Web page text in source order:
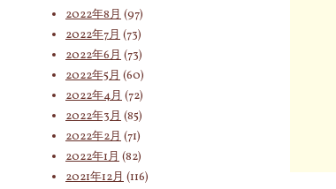
2022年8月 (97)
2022年7月 (73)
2022年6月 (73)
2022年5月 (60)
2022年4月 (72)
2022年3月 (85)
2022年2月 (71)
2022年1月 (82)
2021年12月 (116)